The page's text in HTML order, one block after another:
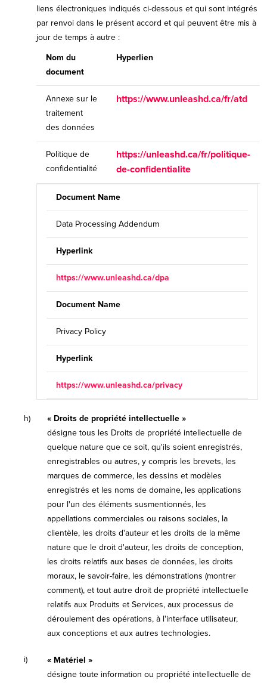
liens électroniques indiqués ci-dessous et qui sont intégrés
par renvoi dans le présent accord et qui peuvent être mis à
jour de temps à autre :
Nom du
document
Hyperlien
Annexe sur le
traitement
des données
https://www.unleashd.ca/fr/atd
Politique de
confidentialité
https://unleashd.ca/fr/politique-
de-confidentialite
Document Name
Data Processing Addendum
Hyperlink
https://www.unleashd.ca/dpa
Document Name
Privacy Policy
Hyperlink
https://www.unleashd.ca/privacy
h)
« Droits de propriété intellectuelle »
désigne tous les Droits de propriété intellectuelle de
quelque nature que ce soit, qu'ils soient enregistrés,
enregistrables ou autres, y compris les brevets, les
marques de commerce, les dessins et modèles
enregistrés et les noms de domaine, les applications
pour l'un des éléments susmentionnés, les
appellations commerciales ou raisons sociales, la
clientèle, les droits d'auteur et les droits de la même
nature que le droit d'auteur, les droits de conception,
les droits relatifs aux bases de données, les droits
moraux, le savoir-faire, les démonstrations (montrer
comment), et tout autre droit de propriété intellectuelle
relatifs aux Produits et Services, aux processus de
déroulement des opérations, à l'interface utilisateur,
aux conceptions et aux autres technologies.
i)
« Matériel »
désigne toute information ou propriété intellectuelle de